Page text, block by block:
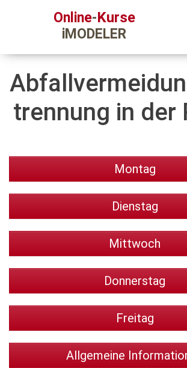
Online-Kurse
iMODELER
trennung in der
Montag
Dienstag
Mittwoch
Donnerstag
Freitag
Allgemeine